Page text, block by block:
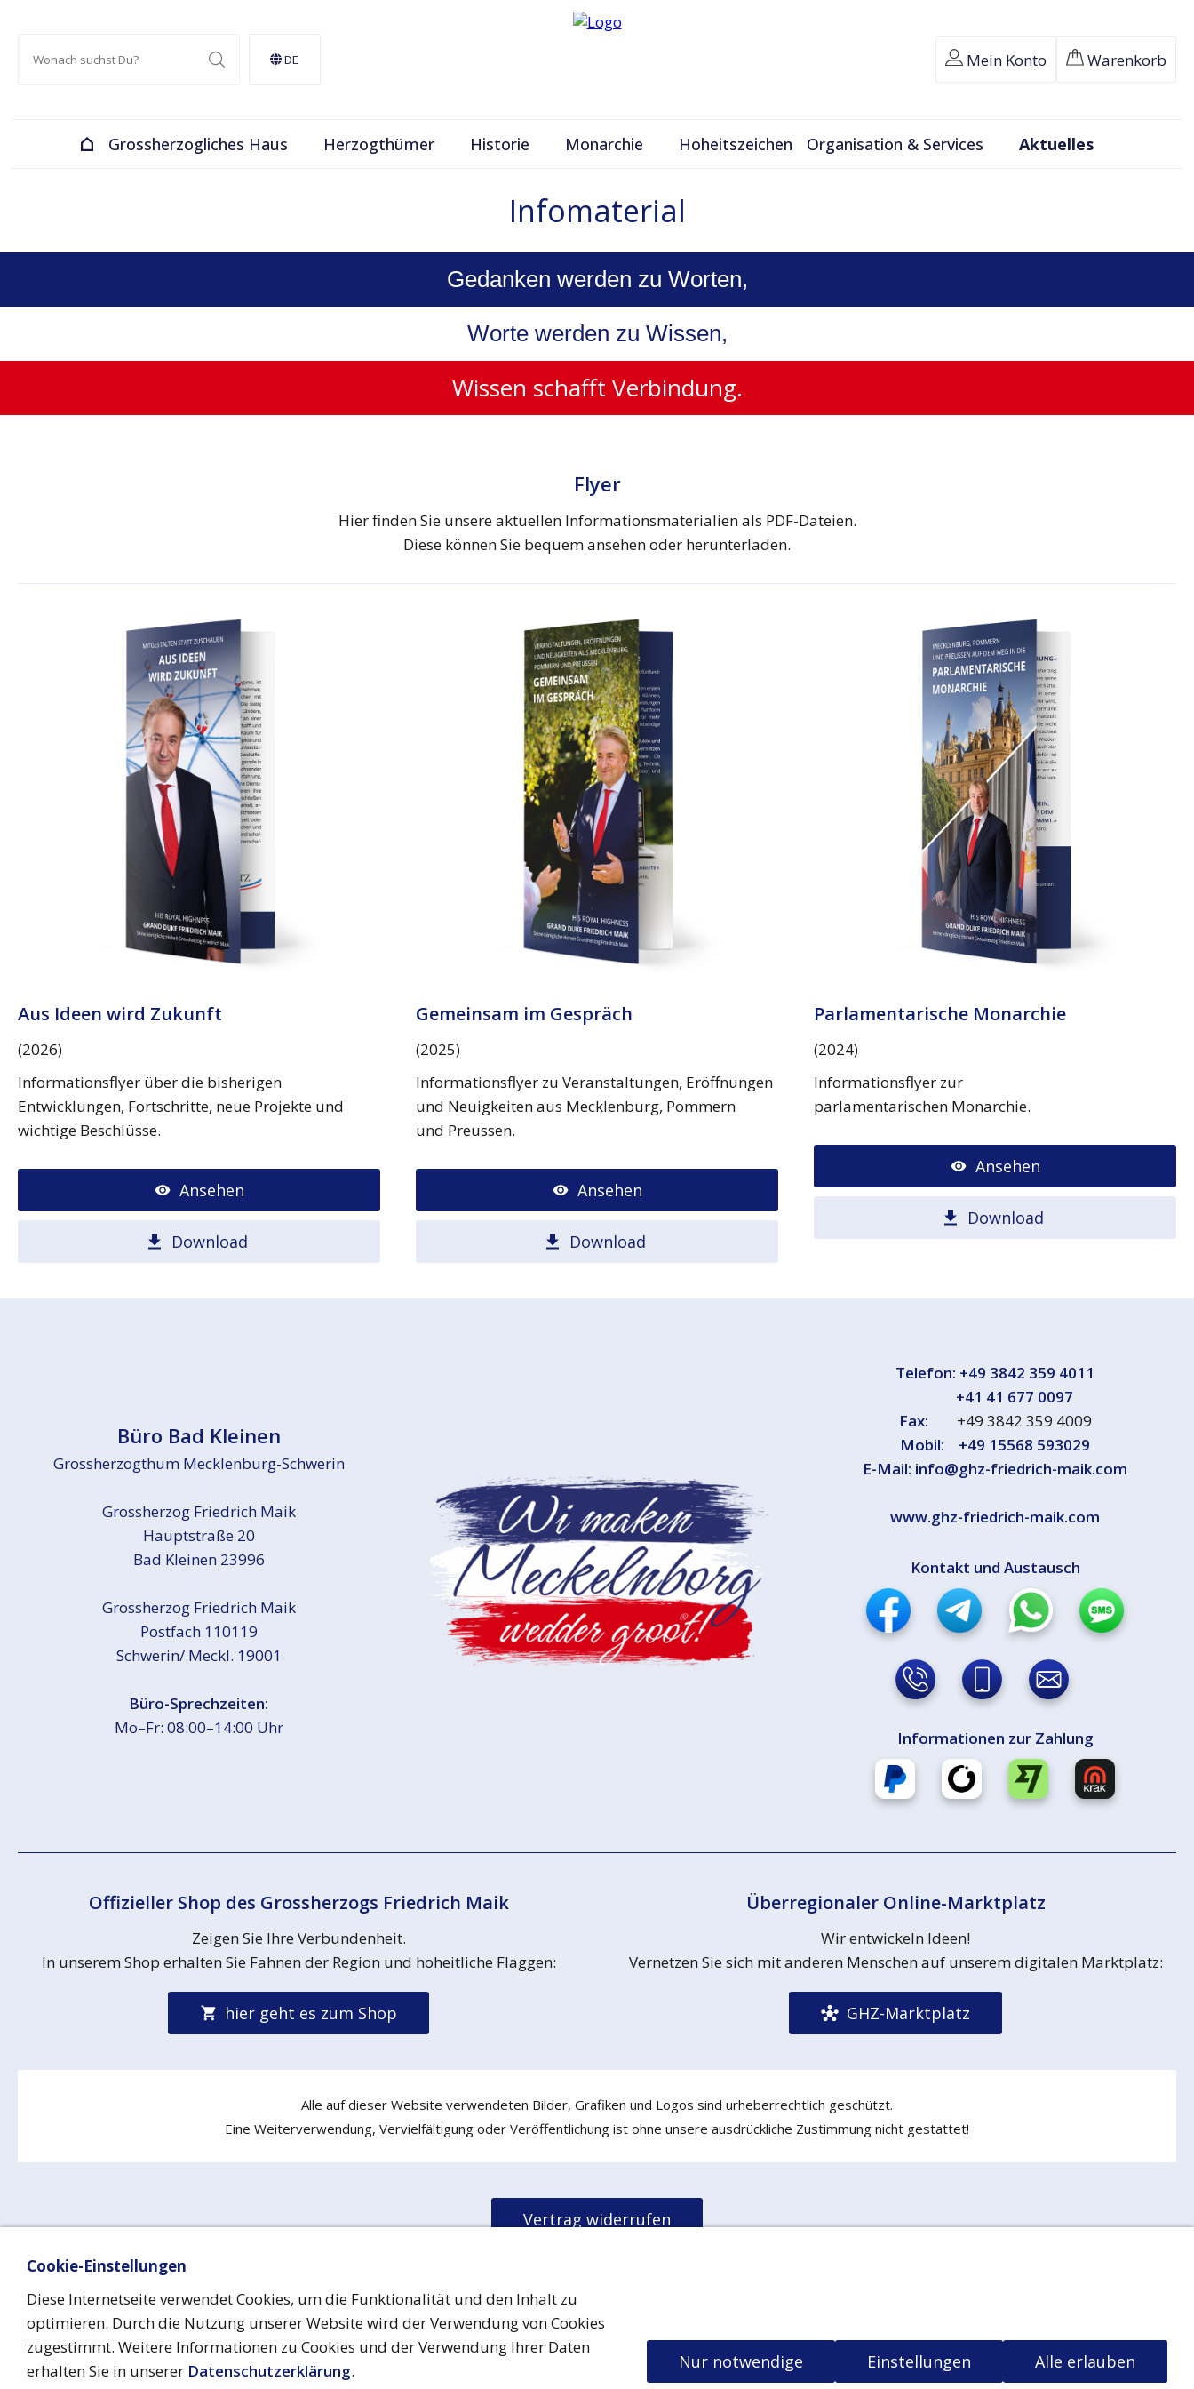
DE Mein Konto Warenkorb
Grossherzogliches Haus Herzogthümer Historie Monarchie Hoheitszeichen Organisation & Services Aktuelles
Infomaterial
Gedanken werden zu Worten,
Worte werden zu Wissen,
Wissen schafft Verbindung.
Flyer
Hier finden Sie unsere aktuellen Informationsmaterialien als PDF-Dateien.
Diese können Sie bequem ansehen oder herunterladen.
Aus Ideen wird Zukunft
(2026)
Informationsflyer über die bisherigen
Entwicklungen, Fortschritte, neue Projekte und
wichtige Beschlüsse.
Ansehen
Download
Gemeinsam im Gespräch
(2025)
Informationsflyer zu Veranstaltungen, Eröffnungen
und Neuigkeiten aus Mecklenburg, Pommern
und Preussen.
Ansehen
Download
Parlamentarische Monarchie
(2024)
Informationsflyer zur
parlamentarischen Monarchie.
Ansehen
Download
Büro Bad Kleinen
Grossherzogthum Mecklenburg-Schwerin
Grossherzog Friedrich Maik
Hauptstraße 20
Bad Kleinen 23996
Grossherzog Friedrich Maik
Postfach 110119
Schwerin/ Meckl. 19001
Büro-Sprechzeiten:
Mo–Fr: 08:00–14:00 Uhr
Telefon: +49 3842 359 4011
+41 41 677 0097
Fax: +49 3842 359 4009
Mobil:
+49 15568 593029
E-Mail: info@ghz-friedrich-maik.com
www.ghz-friedrich-maik.com
Kontakt und Austausch
Informationen zur Zahlung
Offizieller Shop des Grossherzogs Friedrich Maik
Zeigen Sie Ihre Verbundenheit.
In unserem Shop erhalten Sie Fahnen der Region und hoheitliche Flaggen:
hier geht es zum Shop
Überregionaler Online-Marktplatz
Wir entwickeln Ideen!
Vernetzen Sie sich mit anderen Menschen auf unserem digitalen Marktplatz:
GHZ-Marktplatz
Alle auf dieser Website verwendeten Bilder, Grafiken und Logos sind urheberrechtlich geschützt.
Eine Weiterverwendung, Vervielfältigung oder Veröffentlichung ist ohne unsere ausdrückliche Zustimmung nicht gestattet!
Vertrag widerrufen
ImpressumDatenschutzUrheberrechtCookiesBarrierefreiheit
His Royal Highness Grand Duke Friedrich Maik ® ™
Familienwappen ist markenrechtlich und urheberrechtlich geschützt
Namensrechte sind urheberrechtlich geschützt
Cookie-Einstellungen
Diese Internetseite verwendet Cookies, um die Funktionalität und den Inhalt zu
optimieren. Durch die Nutzung unserer Website wird der Verwendung von Cookies
zugestimmt. Weitere Informationen zu Cookies und der Verwendung Ihrer Daten
erhalten Sie in unserer Datenschutzerklärung. Nur notwendige Einstellungen Alle erlauben